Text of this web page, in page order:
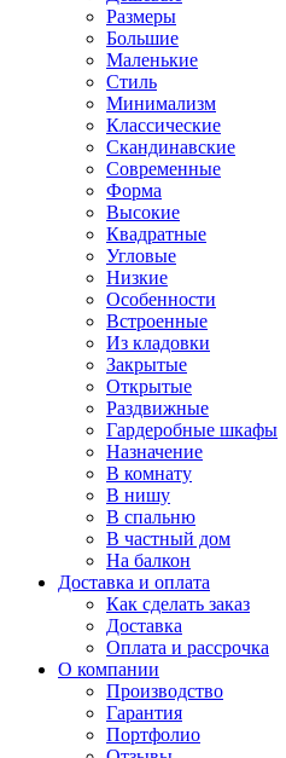
Размеры
Большие
Маленькие
Стиль
Минимализм
Классические
Скандинавские
Современные
Форма
Высокие
Квадратные
Угловые
Низкие
Особенности
Встроенные
Из кладовки
Закрытые
Открытые
Раздвижные
Гардеробные шкафы
Назначение
В комнату
В нишу
В спальню
В частный дом
На балкон
Доставка и оплата
Как сделать заказ
Доставка
Оплата и рассрочка
О компании
Производство
Гарантия
Портфолио